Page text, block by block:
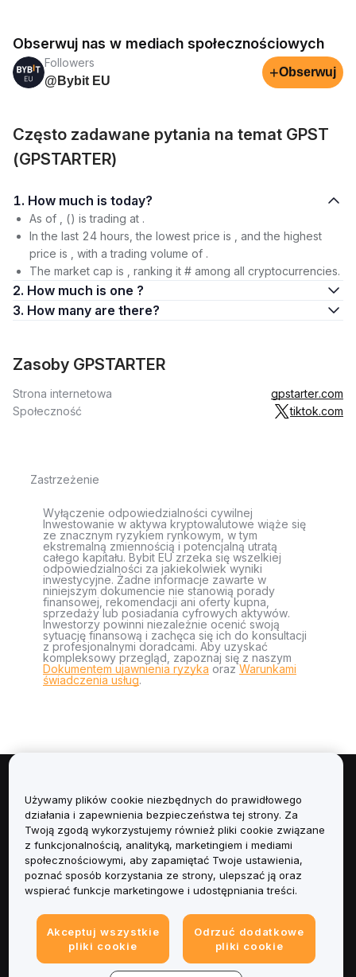
Obserwuj nas w mediach społecznościowych
Followers
@Bybit EU
+Obserwuj
Często zadawane pytania na temat GPST
(GPSTARTER)
1. How much is today?
As of , () is trading at .
In the last 24 hours, the lowest price is , and the highest
price is , with a trading volume of .
The market cap is , ranking it # among all cryptocurrencies.
2. How much is one ?
3. How many are there?
Zasoby GPSTARTER
Strona internetowa
gpstarter.com
Społeczność
tiktok.com
Zastrzeżenie
Wyłączenie odpowiedzialności cywilnej
Inwestowanie w aktywa kryptowalutowe wiąże się
ze znacznym ryzykiem rynkowym, w tym
ekstremalną zmiennością i potencjalną utratą
całego kapitału. Bybit EU zrzeka się wszelkiej
odpowiedzialności za jakiekolwiek wyniki
inwestycyjne. Żadne informacje zawarte w
niniejszym dokumencie nie stanowią porady
finansowej, rekomendacji ani oferty kupna,
sprzedaży lub posiadania cyfrowych aktywów.
Inwestorzy powinni niezależnie ocenić swoją
sytuację finansową i zachęca się ich do konsultacji
z profesjonalnymi doradcami. Aby uzyskać
kompleksowy przegląd, zapoznaj się z naszym
Dokumentem ujawnienia ryzyka orazWarunkami
świadczenia usług.
Informacje
Usługi
Obsługa Klienta
Informacje prawne
Używamy plików cookie niezbędnych do prawidłowego
działania i zapewnienia bezpieczeństwa tej strony. Za
Twoją zgodą wykorzystujemy również pliki cookie związane
z funkcjonalnością, analityką, marketingiem i mediami
społecznościowymi, aby zapamiętać Twoje ustawienia,
poznać sposób korzystania ze strony, ulepszać ją oraz
wspierać funkcje marketingowe i udostępniania treści.
Akceptuj wszystkie
pliki cookie
Odrzuć dodatkowe
pliki cookie